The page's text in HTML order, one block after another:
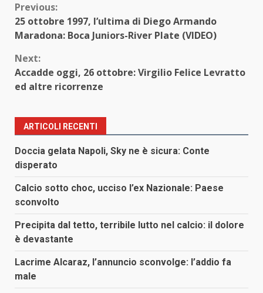
Continue
Reading
Previous:
25 ottobre 1997, l’ultima di Diego Armando
Maradona: Boca Juniors-River Plate (VIDEO)
Next:
Accadde oggi, 26 ottobre: Virgilio Felice Levratto
ed altre ricorrenze
ARTICOLI RECENTI
Doccia gelata Napoli, Sky ne è sicura: Conte
disperato
Calcio sotto choc, ucciso l’ex Nazionale: Paese
sconvolto
Precipita dal tetto, terribile lutto nel calcio: il dolore
è devastante
Lacrime Alcaraz, l’annuncio sconvolge: l’addio fa
male